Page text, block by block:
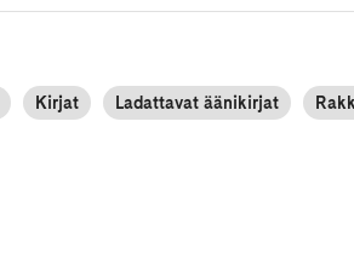
Kirjat Ladattavat äänikirjat